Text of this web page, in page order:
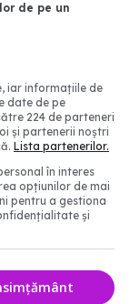
că
în timpul
80 de ani,
o pierdere a
diabetului,
Endocrine.
zahărului din
de pe un
iar informațiile de
date de pe
224 de parteneri
și partenerii noștri
Lista partenerilor.
în interes
opțiunilor de mai
pentru a gestiona
și